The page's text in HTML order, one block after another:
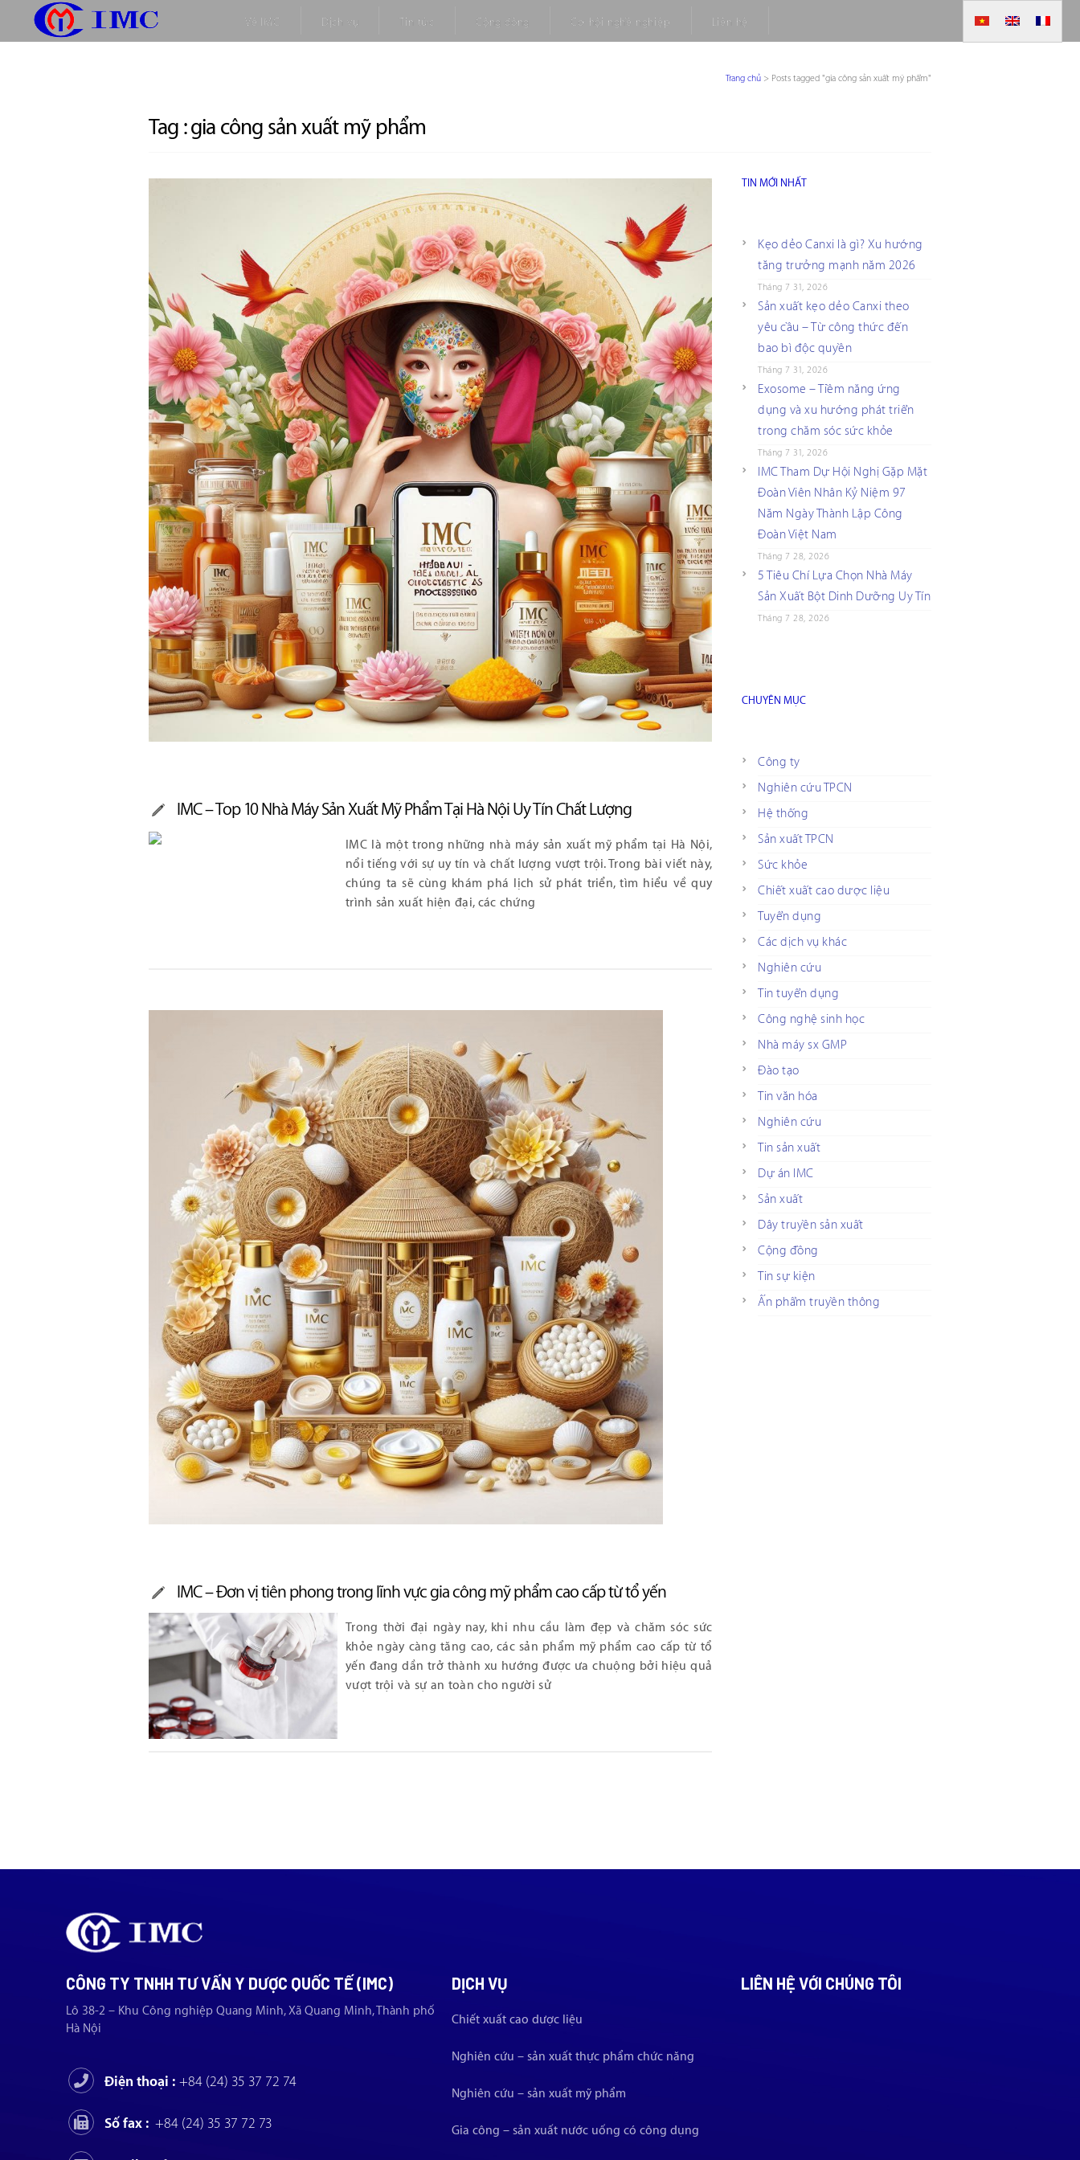
Về IMC Dịch vụ Tin tức Cộng đồng Cơ hội nghề nghiệp Liên hệ
Trang chủ > Posts tagged "gia công sản xuất mỹ phẩm"
Tag :gia công sản xuất mỹ phẩm
IMC – Top 10 Nhà Máy Sản Xuất Mỹ Phẩm Tại Hà Nội Uy Tín Chất Lượng
IMC là một trong những nhà máy sản xuất mỹ phẩm tại Hà Nội,
nổi tiếng với sự uy tín và chất lượng vượt trội. Trong bài viết này,
chúng ta sẽ cùng khám phá lịch sử phát triển, tìm hiểu về quy
trình sản xuất hiện đại, các chứng
IMC – Đơn vị tiên phong trong lĩnh vực gia công mỹ phẩm cao cấp từ tổ yến
Trong thời đại ngày nay, khi nhu cầu làm đẹp và chăm sóc sức
khỏe ngày càng tăng cao, các sản phẩm mỹ phẩm cao cấp từ tổ
yến đang dần trở thành xu hướng được ưa chuộng bởi hiệu quả
vượt trội và sự an toàn cho người sử
TIN MỚI NHẤT
Kẹo dẻo Canxi là gì? Xu hướng
tăng trưởng mạnh năm 2026
Tháng 7 31, 2026
Sản xuất kẹo dẻo Canxi theo
yêu cầu – Từ công thức đến
bao bì độc quyền
Tháng 7 31, 2026
Exosome – Tiềm năng ứng
dụng và xu hướng phát triển
trong chăm sóc sức khỏe
Tháng 7 31, 2026
IMC Tham Dự Hội Nghị Gặp Mặt
Đoàn Viên Nhân Kỷ Niệm 97
Năm Ngày Thành Lập Công
Đoàn Việt Nam
Tháng 7 28, 2026
5 Tiêu Chí Lựa Chọn Nhà Máy
Sản Xuất Bột Dinh Dưỡng Uy Tín
Tháng 7 28, 2026
CHUYÊN MỤC
Công ty
Nghiên cứu TPCN
Hệ thống
Sản xuất TPCN
Sức khỏe
Chiết xuất cao dược liệu
Tuyển dụng
Các dịch vụ khác
Nghiên cứu
Tin tuyển dụng
Công nghệ sinh học
Nhà máy sx GMP
Đào tạo
Tin văn hóa
Nghiên cứu
Tin sản xuất
Dự án IMC
Sản xuất
Dây truyền sản xuất
Cộng đồng
Tin sự kiện
Ấn phẩm truyền thông
CÔNG TY TNHH TƯ VẤN Y DƯỢC QUỐC TẾ (IMC)
Lô 38-2 – Khu Công nghiệp Quang Minh, Xã Quang Minh, Thành phố
Hà Nội
Điện thoại : +84 (24) 35 37 72 74
Số fax : +84 (24) 35 37 72 73
DỊCH VỤ
Chiết xuất cao dược liệu
Nghiên cứu – sản xuất thực phẩm chức năng
Nghiên cứu – sản xuất mỹ phẩm
Gia công – sản xuất nước uống có công dụng
LIÊN HỆ VỚI CHÚNG TÔI